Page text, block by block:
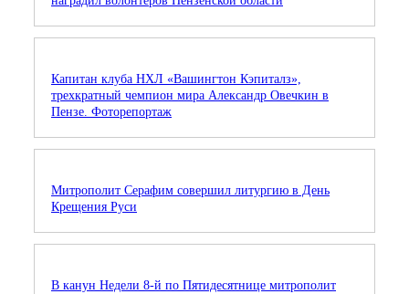
Капитан клуба НХЛ «Вашингтон Кэпиталз»,
трехкратный чемпион мира Александр Овечкин в
Пензе. Фоторепортаж
Митрополит Серафим совершил литургию в День
Крещения Руси
В канун Недели 8-й по Пятидесятнице митрополит